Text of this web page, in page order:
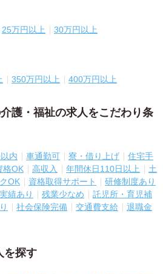
25万円以上 30万円以上
350万円以上 400万円以上
護・福祉の求人をこだわり条
内 車通勤可 寮・借り上げ
住宅手
格OK 高収入 年間休日110日以上
土
OK 資格取得サポート
研修制度あり
績あり
残業少なめ
託児所・育児補
社会保険完備 交通費支給
退職金
を探す